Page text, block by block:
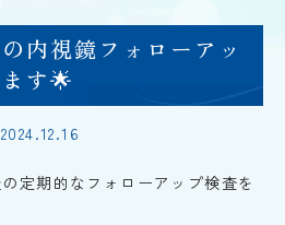
内視鏡フォローアッ
す🌟
2024.12.16
定期的なフォローアップ検査を